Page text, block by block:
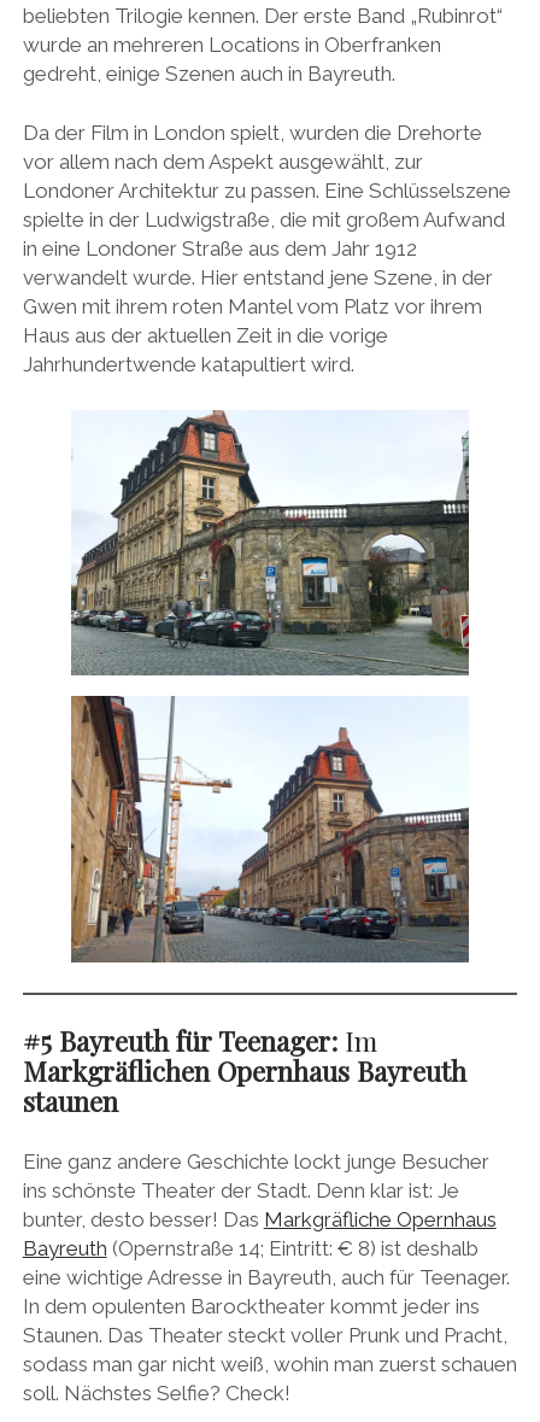
beliebten Trilogie kennen. Der erste Band „Rubinrot“
wurde an mehreren Locations in Oberfranken
gedreht, einige Szenen auch in Bayreuth.
Da der Film in London spielt, wurden die Drehorte
vor allem nach dem Aspekt ausgewählt, zur
Londoner Architektur zu passen. Eine Schlüsselszene
spielte in der Ludwigstraße, die mit großem Aufwand
in eine Londoner Straße aus dem Jahr 1912
verwandelt wurde. Hier entstand jene Szene, in der
Gwen mit ihrem roten Mantel vom Platz vor ihrem
Haus aus der aktuellen Zeit in die vorige
Jahrhundertwende katapultiert wird.
#5 Bayreuth für Teenager:Im
Markgräflichen Opernhaus Bayreuth
staunen
Eine ganz andere Geschichte lockt junge Besucher
ins schönste Theater der Stadt. Denn klar ist: Je
bunter, desto besser! Das Markgräfliche Opernhaus
Bayreuth (Opernstraße 14; Eintritt: € 8) ist deshalb
eine wichtige Adresse in Bayreuth, auch für Teenager.
In dem opulenten Barocktheater kommt jeder ins
Staunen. Das Theater steckt voller Prunk und Pracht,
sodass man gar nicht weiß, wohin man zuerst schauen
soll. Nächstes Selfie? Check!